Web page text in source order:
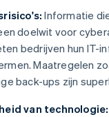
Informatie
doelwit voor
bedrijven hun IT-
Maatregelen
back-ups zijn
van technologie: